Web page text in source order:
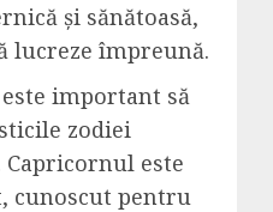
și sănătoasă,
lucreze împreună.
important să
zodiei
Capricornul este
cunoscut pentru